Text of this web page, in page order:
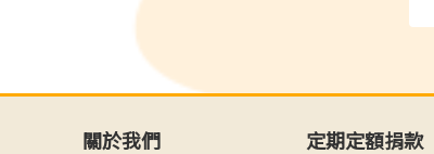
關於我們 定期定額捐款